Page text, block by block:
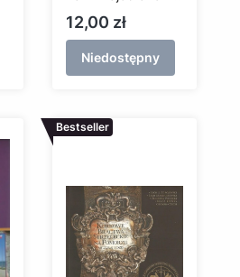
+ plan Kościerzyny
i Wdzydz
Cena
12,00 zł
Niedostępny
Bestseller